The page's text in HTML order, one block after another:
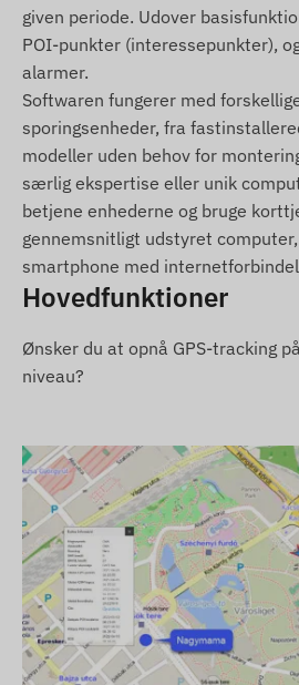
Alarm ved fjernelse af
strømafbrydelse.
Forladelse af POI digitalt
zonen.
Pakkens indhold
TELTONIKA FMC880-E 4G
køretøj
Tilslutningskabel
Brugsbetingelser
aktiv forbindelse til
og mobiloperatørernes
dataindsamling og
eller det centrale system.
via mobiloperatørernes
udskiftelige mikro-SIM-kort
Driftsregion
4G: Europa, Mellemøsten,
given periode. Udover
POI-punkter (interessepunkter),
alarmer.
Softwaren fungerer med
sporingsenheder, fra
modeller uden behov for
særlig ekspertise eller unik
betjene enhederne og bruge
gennemsnitligt udstyret
smartphone med
Hovedfunktioner
Ønsker du at opnå GPS-tracking
niveau?